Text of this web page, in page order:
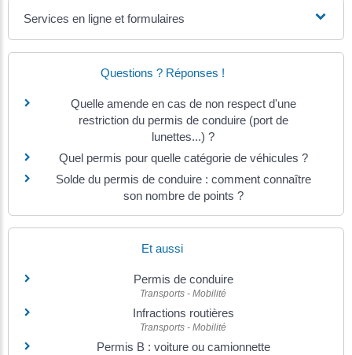
Services en ligne et formulaires
Questions ? Réponses !
Quelle amende en cas de non respect d'une
restriction du permis de conduire (port de
lunettes...) ?
Quel permis pour quelle catégorie de véhicules ?
Solde du permis de conduire : comment connaître
son nombre de points ?
Et aussi
Permis de conduire
Transports - Mobilité
Infractions routières
Transports - Mobilité
Permis B : voiture ou camionnette